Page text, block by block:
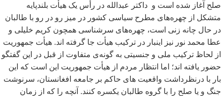
صلح آغاز شده است و داکتر عبدالله در رأس یک هیأت بلندپایه
متشکل از چهرههای مطرح سیاسی کشور در میز رو در رو با طالبان
در حال چانه زنی است، چهرههای سرشناسی همچون کریم خلیلی و
عطا محمد نور نیز اینبار در ترکیب هیأت جا گرفته اند. هیأت جمهوریت
از لحاظ ترکیب ملی و جنسیتی به گونهی متفاوت از قبل در این گفتگو
حضور یافته اند؛ اما انتظار مردم از هیأت جمهوریت این است که این
بار با درنظرداشت واقعیت های حاکم بر جامعه افغانستان، سرنوشت
جنگ و یا صلح را با گروه طالبان یکسره کنند. آنچه را که از زمان